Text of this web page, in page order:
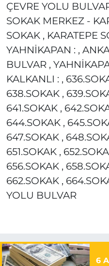
ÇEVRE YOLU
SOKAK MERKEZ -
SOKAK , KARATEPE
YAHNİKAPAN : ,
BULVAR ,
KALKANLI : ,
638.SOKAK ,
641.SOKAK ,
644.SOKAK ,
647.SOKAK ,
651.SOKAK ,
656.SOKAK ,
662.SOKAK ,
YOLU BULVAR
6